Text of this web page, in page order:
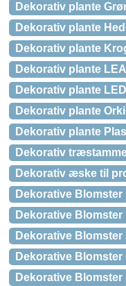
Dekorativ plante
Dekorativ plante
Dekorativ plante
Dekorativ plante
Dekorativ plante
Dekorativ plante
Dekorativ plante
Dekorativ
Dekorativ æske til
Dekorative Blomster
Dekorative
Dekorative Blomster
Dekorative
Dekorative Blomster